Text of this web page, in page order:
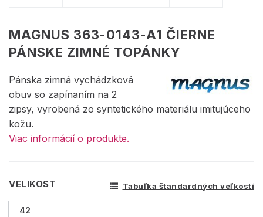
MAGNUS 363-0143-A1 ČIERNE
PÁNSKE ZIMNÉ TOPÁNKY
Pánska zimná vychádzková
obuv so zapínaním na 2
zipsy, vyrobená zo syntetického materiálu imitujúceho
kožu.
Viac informácií o produkte.
VELIKOST Tabuľka štandardných veľkostí
42